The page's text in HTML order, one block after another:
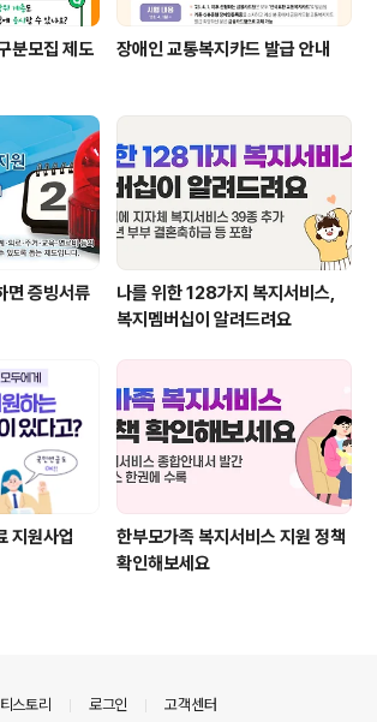
분모집 제도 장애인 교통복지카드 발급 안내
면 증빙서류
나를 위한 128가지 복지서비스,
복지멤버십이 알려드려요
지원사업
한부모가족 복지서비스 지원 정책
확인해보세요
티스토리 로그인 고객센터